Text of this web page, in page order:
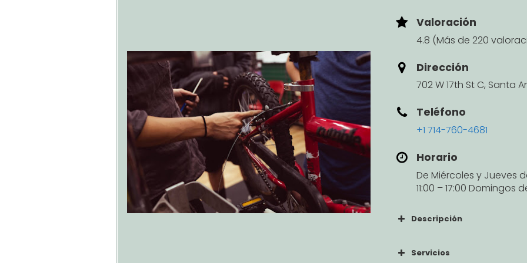
Valoración
4.8 (Más de 220
Dirección
702 W 17th St C, Santa
Teléfono
+1 714-760-4681
Horario
De Miércoles y Jueves
11:00 – 17:00 Domingos
Descripción
Servicios